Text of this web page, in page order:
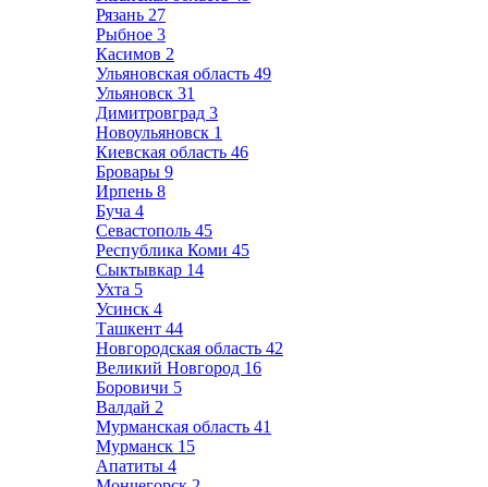
Рязань 27
Рыбное 3
Касимов 2
Ульяновская область 49
Ульяновск 31
Димитровград 3
Новоульяновск 1
Киевская область 46
Бровары 9
Ирпень 8
Буча 4
Севастополь 45
Республика Коми 45
Сыктывкар 14
Ухта 5
Усинск 4
Ташкент 44
Новгородская область 42
Великий Новгород 16
Боровичи 5
Валдай 2
Мурманская область 41
Мурманск 15
Апатиты 4